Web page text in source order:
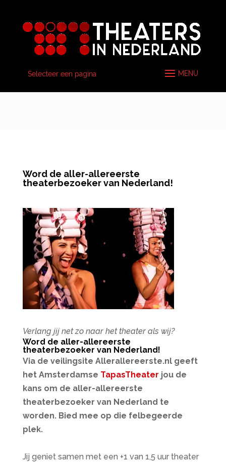
Selecteer een pagina
Word de aller-allereerste
theaterbezoeker van Nederland!
Verlang jij net zo naar het theater als wij?
Word de aller-allereerste
theaterbezoeker van Nederland!
Via de veilingsite Allerallereerste.nl geeft
het Amsterdamse TapasTheater jou de
kans om de aller-allereerste
theaterbezoeker van Nederland te
worden. Bied mee op die felbegeerde
plek.
Jij geniet samen met een +1 van 1,5 uur theater